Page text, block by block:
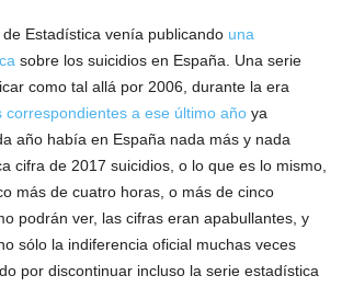
Estadística venía publicando una
sobre los suicidios en España. Una serie
como tal allá por 2006, durante la era
correspondientes a ese último año ya
año había en España nada más y nada
cifra de 2017 suicidios, o lo que es lo mismo,
más de cuatro horas, o más de cinco
podrán ver, las cifras eran apabullantes, y
sólo la indiferencia oficial muchas veces
por discontinuar incluso la serie estadística